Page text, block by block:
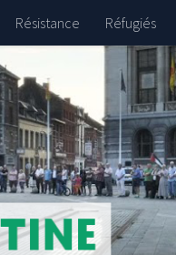
Résistance Réfugiés